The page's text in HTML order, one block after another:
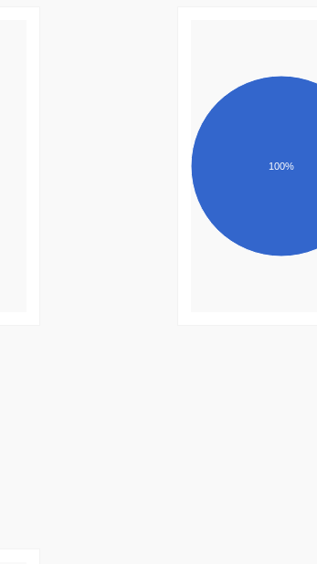
100%